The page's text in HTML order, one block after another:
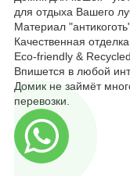
для отдыха Вашего
Материал
Качественная
Eco-friendly & Recycled.
Впишется в любой
Домик не займёт
перевозки.